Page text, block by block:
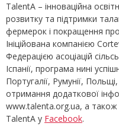
TalentA – інноваційна
розвитку та підтримки
фермерок і покращення
Ініційована компанією
Федерацією асоціацій
Іспанії, програма нині
Португалії, Румунії,
отримання додаткової
www.talenta.org.ua, а також
TalentA у Facebook.